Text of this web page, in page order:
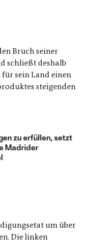
Bruch seiner
schließt deshalb
sein Land einen
steigenden
zu erfüllen, setzt
Madrider
um über
Die linken